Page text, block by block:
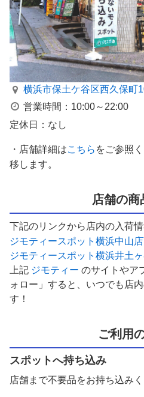
横浜市保土ケ谷区西久保町
営業時間：10:00～22:00
定休日：なし
・店舗詳細はこちら をご参照
移します。
店舗の商
下記のリンクから店内の入荷
ジモティースポット横浜中山
ジモティースポット横浜井土
上記 ジモティー のサイトやア
ォロー」すると、いつでも店
す！
ご利用
スポットへ持ち込み
店舗まで不要品をお持ち込みく